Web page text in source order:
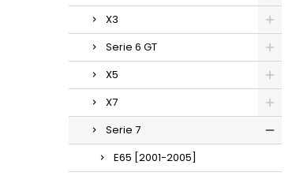
X3
Serie 6 GT
X5
X7
Serie 7
E65 [2001-2005]